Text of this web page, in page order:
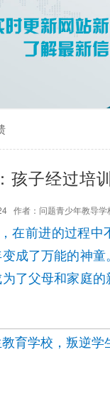
孩子经过培
作者： 问题青少年教导学
在前进的过程中
成了万能的神
了父母和家庭